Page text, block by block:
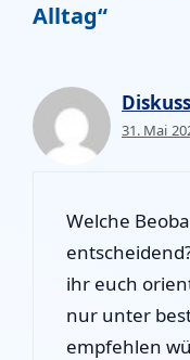
Alltag“
31. Mai
Welche
ihr euch
nur unter
empfehlen